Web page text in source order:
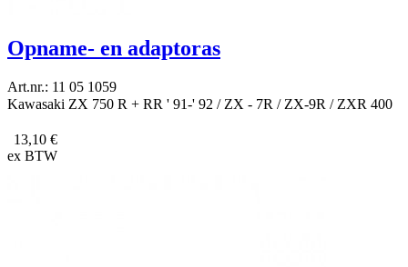
Opname- en adaptoras
Art.nr.: 11 05 1059
Kawasaki ZX 750 R + RR ' 91-' 92 / ZX - 7R / ZX-9R / ZXR 400
13,10 €
ex BTW